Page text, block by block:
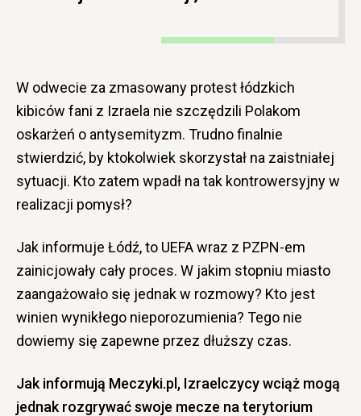
W odwecie za zmasowany protest łódzkich
kibiców fani z Izraela nie szczędzili Polakom
oskarżeń o antysemityzm. Trudno finalnie
stwierdzić, by ktokolwiek skorzystał na zaistniałej
sytuacji. Kto zatem wpadł na tak kontrowersyjny w
realizacji pomysł?
Jak informuje Łódź, to UEFA wraz z PZPN-em
zainicjowały cały proces. W jakim stopniu miasto
zaangażowało się jednak w rozmowy? Kto jest
winien wynikłego nieporozumienia? Tego nie
dowiemy się zapewne przez dłuższy czas.
Jak informują Meczyki.pl, Izraelczycy wciąż mogą
jednak rozgrywać swoje mecze na terytorium